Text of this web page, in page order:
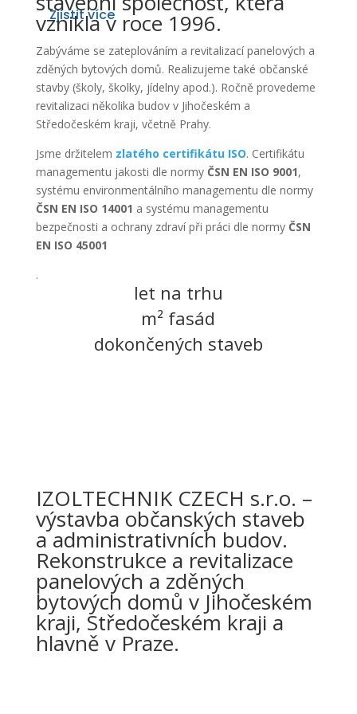
Zjistit více
vznikla v roce 1996.
Zabýváme se zateplováním a revitalizací panelových a
zděných bytových domů. Realizujeme také občanské
stavby (školy, školky, jídelny apod.). Ročně provedeme
revitalizaci několika budov v Jihočeském a
Středočeském kraji, včetně Prahy.
Jsme držitelem zlatého certifikátu ISO. Certifikátu
managementu jakosti dle normy ČSN EN ISO 9001,
systému environmentálního managementu dle normy
ČSN EN ISO 14001 a systému managementu
bezpečnosti a ochrany zdraví při práci dle normy ČSN
EN ISO 45001
.
let na trhu
m² fasád
dokončených staveb
IZOLTECHNIK CZECH s.r.o. –
výstavba občanských staveb
a administrativních budov.
Rekonstrukce a revitalizace
panelových a zděných
bytových domů v Jihočeském
kraji, Středočeském kraji a
hlavně v Praze.